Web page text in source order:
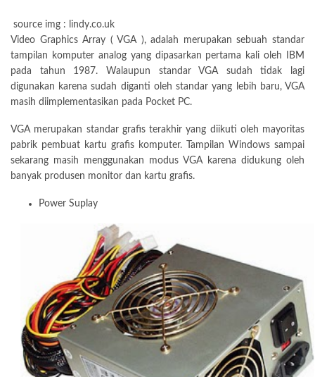
source img : lindy.co.uk
Video Graphics Array ( VGA ), adalah merupakan sebuah standar
tampilan komputer analog yang dipasarkan pertama kali oleh IBM
pada tahun 1987. Walaupun standar VGA sudah tidak lagi
digunakan karena sudah diganti oleh standar yang lebih baru, VGA
masih diimplementasikan pada Pocket PC.
VGA merupakan standar grafis terakhir yang diikuti oleh mayoritas
pabrik pembuat kartu grafis komputer. Tampilan Windows sampai
sekarang masih menggunakan modus VGA karena didukung oleh
banyak produsen monitor dan kartu grafis.
Power Suplay